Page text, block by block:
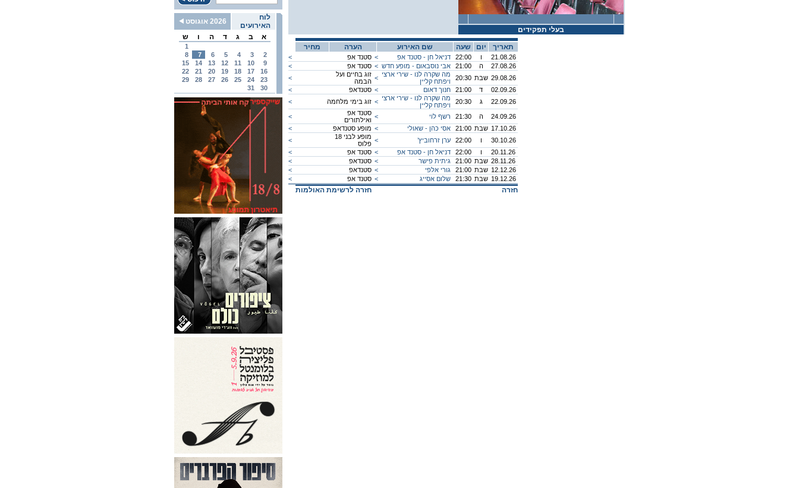
לוח
האירועים
2026 אוגוסט
א
ב ג ד ה ו ש
1
2
3
4
5
6
7
8
9
10
11
12
13
14
15
16
17
18
19
20
21
22
23
24
25
26
27
28
29
30
31
בעלי תפקידים
מחיר הערה שם האירוע שעה יום תאריך
< סטנד אפ < דניאל חן - סטנד אפ 22:00 ו
21.08.26
<
סטנד אפ < אבי נוסבאום - מופע חדש 21:00 ה
27.08.26
<
זוג בחיים ועל
הבמה < מה שקרה לנו - שירי ארצי
ויפתח קליין
20:30 שבת 29.08.26
<
סטנדאפ < חנוך דאום 21:00 ד
02.09.26
<
זוג בימי מלחמה < מה שקרה לנו - שירי ארצי
ויפתח קליין
20:30 ג 22.09.26
<
סטנד אפ
ואילתורים < רשף לוי 21:30 ה
24.09.26
<
מופע סטנדאפ < אסי כהן - שאולי 21:00 שבת 17.10.26
<
מופע לבני 18
פלוס < ערן זרחוביץ’ 22:00 ו
30.10.26
<
סטנד אפ < דניאל חן - סטנד אפ 22:00 ו
20.11.26
<
סטנדאפ < גיתית פישר 21:00 שבת 28.11.26
<
סטנדאפ < גורי אלפי 21:00 שבת 12.12.26
<
סטנד אפ < שלום אסייג 21:30 שבת 19.12.26
חזרה חזרה לרשימת האולמות